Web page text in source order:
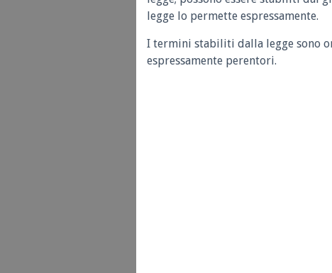
legge lo permette espressamente.
I termini stabiliti dalla legge sono
espressamente perentori.